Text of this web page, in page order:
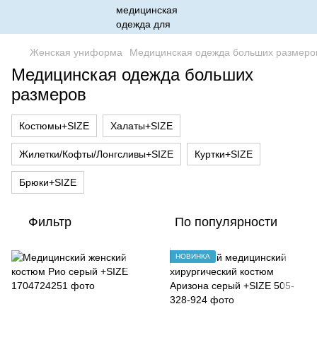
Женская униформа Медицинская одежда больших
Медицинская одежда больших
размеров
Костюмы+SIZE Халаты+SIZE
Жилетки/Кофты/Лонгсливы+SIZE Куртки+SIZE
Брюки+SIZE
Фильтр По популярности
НОВИНКА